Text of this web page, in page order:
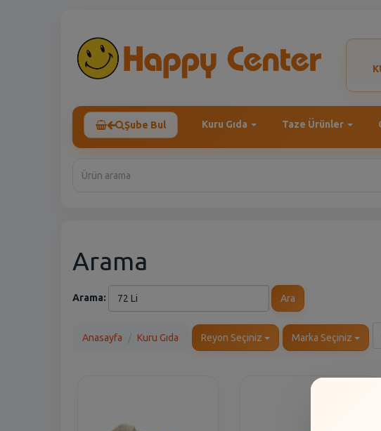
Şube Bul Kuru Gıda Taze Ürünler
Arama
Arama: Ara
Anasayfa Kuru Gıda Reyon Seçiniz Marka Seçiniz